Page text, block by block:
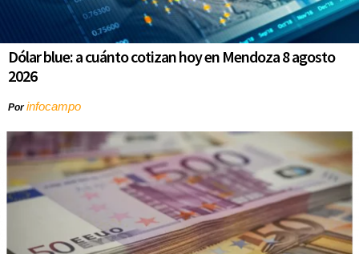
Dólar blue: a cuánto cotizan hoy en Mendoza 8 agosto
2026
Porinfocampo